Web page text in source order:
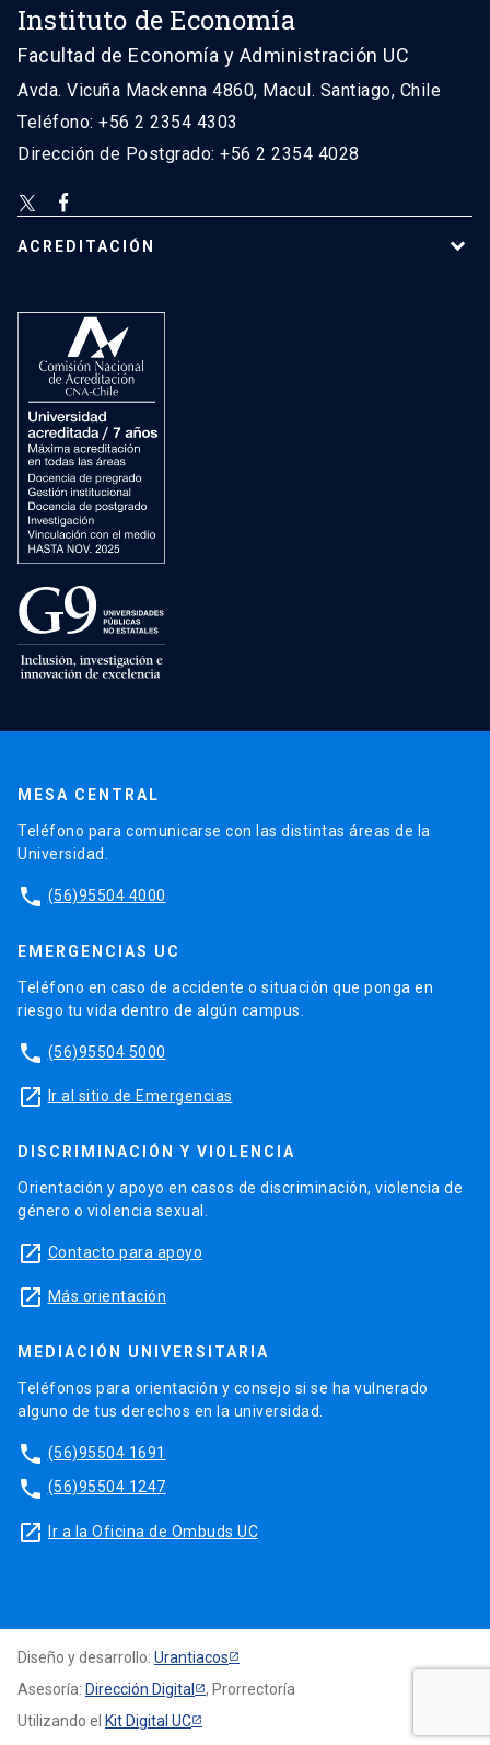
Instituto de Economía
Facultad de Economía y Administración UC
Avda. Vicuña Mackenna 4860, Macul. Santiago, Chile
Teléfono: +56 2 2354 4303
Dirección de Postgrado: +56 2 2354 4028
ACREDITACIÓN
MESA CENTRAL
Teléfono para comunicarse con las distintas áreas de la
Universidad.
phone (56)95504 4000
EMERGENCIAS UC
Teléfono en caso de accidente o situación que ponga en
riesgo tu vida dentro de algún campus.
phone (56)95504 5000
launch Ir al sitio de Emergencias
DISCRIMINACIÓN Y VIOLENCIA
Orientación y apoyo en casos de discriminación, violencia de
género o violencia sexual.
launch Contacto para apoyo
launch Más orientación
MEDIACIÓN UNIVERSITARIA
Teléfonos para orientación y consejo si se ha vulnerado
alguno de tus derechos en la universidad.
phone (56)95504 1691
phone (56)95504 1247
launch Ir a la Oficina de Ombuds UC
Diseño y desarrollo: Urantiacos
Asesoría: Dirección Digital
, Prorrectoría
Utilizando el Kit Digital UC